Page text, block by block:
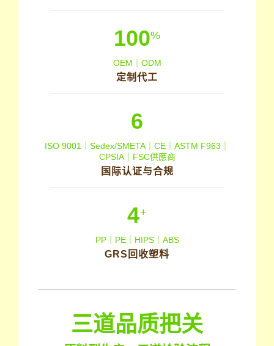
100%
OEM｜ODM
定制代工
6
ISO 9001｜Sedex/SMETA｜CE｜ASTM F963｜
CPSIA｜FSC供應商
国际认证与合规
4+
PP｜PE｜HIPS｜ABS
GRS回收塑料
三道品质把关